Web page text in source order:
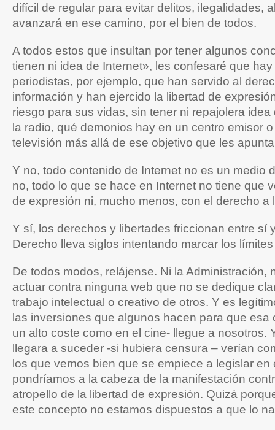
difícil de regular para evitar delitos, ilegalidades,
avanzará en ese camino, por el bien de todos.
A todos estos que insultan por tener algunos
tienen ni idea de Internet», les confesaré que
periodistas, por ejemplo, que han servido al
información y han ejercido la libertad de
riesgo para sus vidas, sin tener ni repajolera
la radio, qué demonios hay en un centro emisor
televisión más allá de ese objetivo que les
Y no, todo contenido de Internet no es un medio
no, todo lo que se hace en Internet no tiene que
de expresión ni, mucho menos, con el derecho a
Y sí, los derechos y libertades friccionan entre sí
Derecho lleva siglos intentando marcar los
De todos modos, relájense. Ni la Administración,
actuar contra ninguna web que no se dedique
trabajo intelectual o creativo de otros. Y es
las inversiones que algunos hacen para que esa
un alto coste como en el cine- llegue a nosotros.
llegara a suceder -si hubiera censura – verían
los que vemos bien que se empiece a legislar en
pondríamos a la cabeza de la manifestación
atropello de la libertad de expresión. Quizá
este concepto no estamos dispuestos a que lo